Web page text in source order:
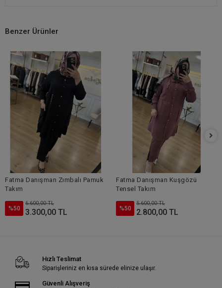
Benzer Ürünler
Fatma Danışman Zımbalı Pamuk
Takım
%50
6.600,00 TL
3.300,00 TL
Fatma Danışman Kuşgözü
Tensel Takım
%50
5.600,00 TL
2.800,00 TL
Hızlı Teslimat
Siparişleriniz en kısa sürede elinize ulaşır.
Güvenli Alışveriş